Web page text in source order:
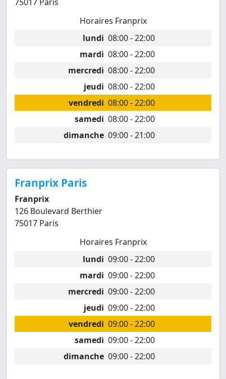
Horaires Franprix
lundi 08:00 - 22:00
mardi 08:00 - 22:00
mercredi 08:00 - 22:00
jeudi 08:00 - 22:00
vendredi 08:00 - 22:00
samedi 08:00 - 22:00
dimanche 09:00 - 21:00
Franprix Paris
Franprix
126 Boulevard Berthier
75017 Paris
Horaires Franprix
lundi 09:00 - 22:00
mardi 09:00 - 22:00
mercredi 09:00 - 22:00
jeudi 09:00 - 22:00
vendredi 09:00 - 22:00
samedi 09:00 - 22:00
dimanche 09:00 - 22:00